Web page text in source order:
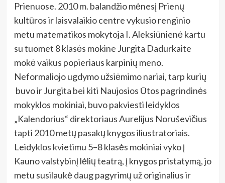
Prienuose. 2010 m. balandžio mėnesį Prienų
kultūros ir laisvalaikio centre vykusio renginio
metu matematikos mokytoja I. Aleksiūnienė kartu
su tuomet 8 klasės mokine Jurgita Dadurkaite
mokė vaikus popieriaus karpinių meno.
Neformaliojo ugdymo užsiėmimo nariai, tarp kurių
buvo ir Jurgita bei kiti Naujosios Ūtos pagrindinės
mokyklos mokiniai, buvo pakviesti leidyklos
„Kalendorius“ direktoriaus Aurelijus Noruševičius
tapti 2010 metų pasakų knygos iliustratoriais.
Leidyklos kvietimu 5–8 klasės mokiniai vyko į
Kauno valstybinį lėlių teatrą, į knygos pristatymą, jo
metu susilaukė daug pagyrimų už originalius ir